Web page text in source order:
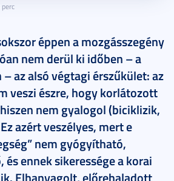
perc
éppen a mozgásszegény
nem derül ki időben – a
az alsó végtagi érszűkület: az
veszi észre, hogy korlátozott
nem gyalogol (biciklizik,
azért veszélyes, mert e
nem gyógyítható,
és ennek sikeressége a korai
Elhanyagolt, előrehaladott